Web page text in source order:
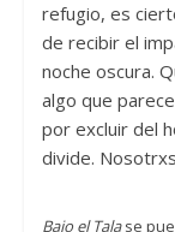
refugio, es
de recibir el
noche oscura.
algo que
por excluir del
divide.
Bajo el Talase